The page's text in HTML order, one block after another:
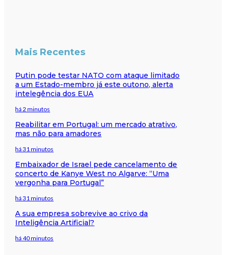
Mais Recentes
Putin pode testar NATO com ataque limitado
a um Estado-membro já este outono, alerta
intelegência dos EUA
há 2 minutos
Reabilitar em Portugal: um mercado atrativo,
mas não para amadores
há 31 minutos
Embaixador de Israel pede cancelamento de
concerto de Kanye West no Algarve: “Uma
vergonha para Portugal”
há 31 minutos
A sua empresa sobrevive ao crivo da
Inteligência Artificial?
há 40 minutos